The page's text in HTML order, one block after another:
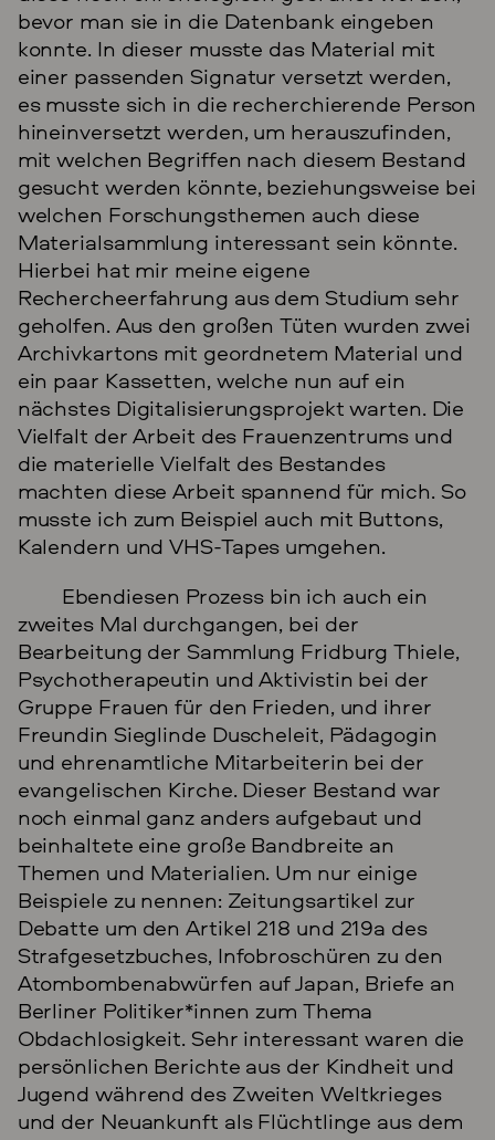
bevor man sie in die Datenbank eingeben
konnte. In dieser musste das Material mit
einer passenden Signatur versetzt werden,
es musste sich in die recherchierende Person
hineinversetzt werden, um herauszufinden,
mit welchen Begriffen nach diesem Bestand
gesucht werden könnte, beziehungsweise bei
welchen Forschungsthemen auch diese
Materialsammlung interessant sein könnte.
Hierbei hat mir meine eigene
Rechercheerfahrung aus dem Studium sehr
geholfen. Aus den großen Tüten wurden zwei
Archivkartons mit geordnetem Material und
ein paar Kassetten, welche nun auf ein
nächstes Digitalisierungsprojekt warten. Die
Vielfalt der Arbeit des Frauenzentrums und
die materielle Vielfalt des Bestandes
machten diese Arbeit spannend für mich. So
musste ich zum Beispiel auch mit Buttons,
Kalendern und VHS-Tapes umgehen.
Ebendiesen Prozess bin ich auch ein
zweites Mal durchgangen, bei der
Bearbeitung der Sammlung Fridburg Thiele,
Psychotherapeutin und Aktivistin bei der
Gruppe Frauen für den Frieden, und ihrer
Freundin Sieglinde Duscheleit, Pädagogin
und ehrenamtliche Mitarbeiterin bei der
evangelischen Kirche. Dieser Bestand war
noch einmal ganz anders aufgebaut und
beinhaltete eine große Bandbreite an
Themen und Materialien. Um nur einige
Beispiele zu nennen: Zeitungsartikel zur
Debatte um den Artikel 218 und 219a des
Strafgesetzbuches, Infobroschüren zu den
Atombombenabwürfen auf Japan, Briefe an
Berliner Politiker*innen zum Thema
Obdachlosigkeit. Sehr interessant waren die
persönlichen Berichte aus der Kindheit und
Jugend während des Zweiten Weltkrieges
und der Neuankunft als Flüchtlinge aus dem